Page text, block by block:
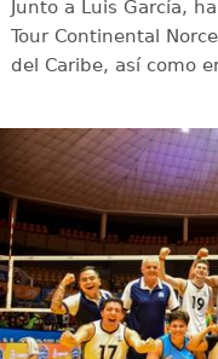
Junto a Luis García,
Tour Continental
del Caribe, así como